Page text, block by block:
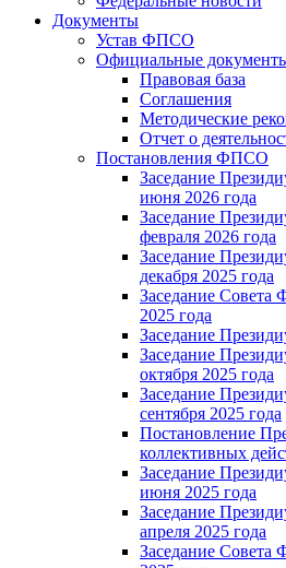
Документы
Устав ФПСО
Официальные
Правовая база
Соглашения
Методические
Отчет о
Постановления ФПСО
Заседание
июня 2026 года
Заседание
февраля 2026 года
Заседание
декабря 2025 года
Заседание
2025 года
Заседание
Заседание
октября 2025 года
Заседание
сентября 2025 года
Постановление
коллективных
Заседание
июня 2025 года
Заседание
апреля 2025 года
Заседание